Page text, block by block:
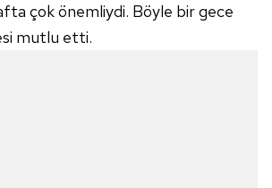
çok önemliydi. Böyle bir gece
mutlu etti.